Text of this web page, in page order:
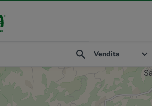
Vendita